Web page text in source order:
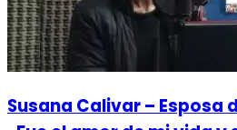
Susana Calivar – Esposa